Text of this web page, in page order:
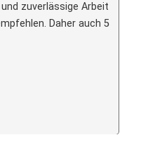
zuverlässige Arbeit
Daher auch 5